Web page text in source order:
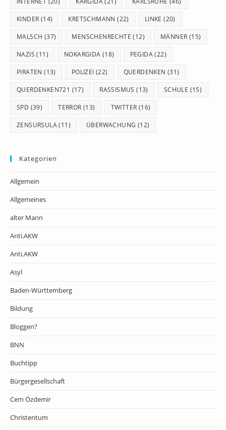
KINDER (14) KRETSCHMANN (22) LINKE (20)
MALSCH (37) MENSCHENRECHTE (12) MÄNNER (15)
NAZIS (11) NOKARGIDA (18) PEGIDA(22)
PIRATEN (13) POLIZEI (22) QUERDENKEN (31)
QUERDENKEN721 (17) RASSISMUS (13) SCHULE (15)
SPD (39) TERROR (13) TWITTER (16)
ZENSURSULA(11) ÜBERWACHUNG (12)
Kategorien
Allgemein
Allgemeines
alter Mann
Anti.AKW
Anti.AKW
Asyl
Baden-Württemberg
Bildung
Bloggen?
BNN
Buchtipp
Bürgergesellschaft
Cem Özdemir
Christentum